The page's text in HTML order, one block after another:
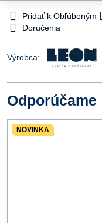
Pridať k Obľúbeným
Doručenia
Výrobca:
Odporúčame
NOVINKA